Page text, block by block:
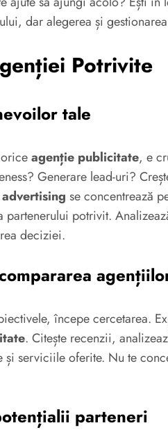
dar alegerea și
Potrivite
tale
agenție publicitate, e
Generare lead-uri?
se concentrează
partenerului potrivit.
deciziei.
începe cercetarea.
. Citește recenzii,
și serviciile oferite. Nu te
parteneri